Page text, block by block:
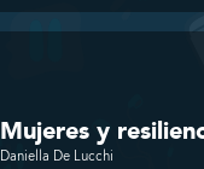
Mujeres y
Daniella De Lucchi